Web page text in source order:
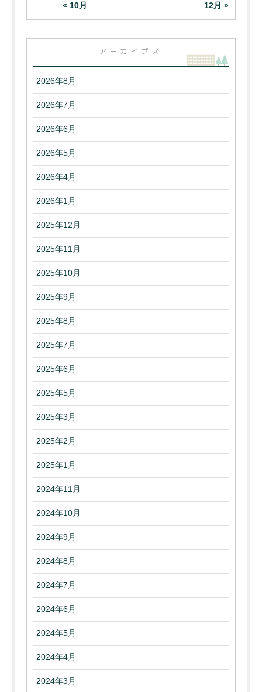
« 10月 12月 »
アーカイブズ
2026年8月
2026年7月
2026年6月
2026年5月
2026年4月
2026年1月
2025年12月
2025年11月
2025年10月
2025年9月
2025年8月
2025年7月
2025年6月
2025年5月
2025年3月
2025年2月
2025年1月
2024年11月
2024年10月
2024年9月
2024年8月
2024年7月
2024年6月
2024年5月
2024年4月
2024年3月